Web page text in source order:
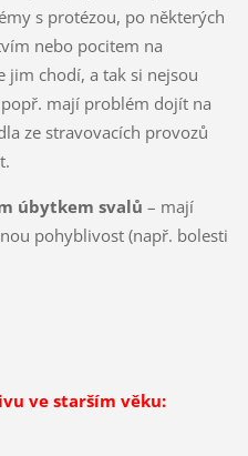
s protézou, po některých
nebo pocitem na
jim chodí, a tak si nejsou
mají problém dojít na
ze stravovacích provozů
úbytkem svalů – mají
pohyblivost (např. bolesti
ve starším věku: